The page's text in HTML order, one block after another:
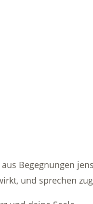
Begegnungen
und sprechen